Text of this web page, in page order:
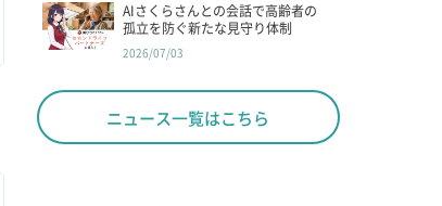
AIさくらさんとの会話で高齢者の
孤立を防ぐ新たな見守り体制
2026/07/03
ニュース一覧はこちら